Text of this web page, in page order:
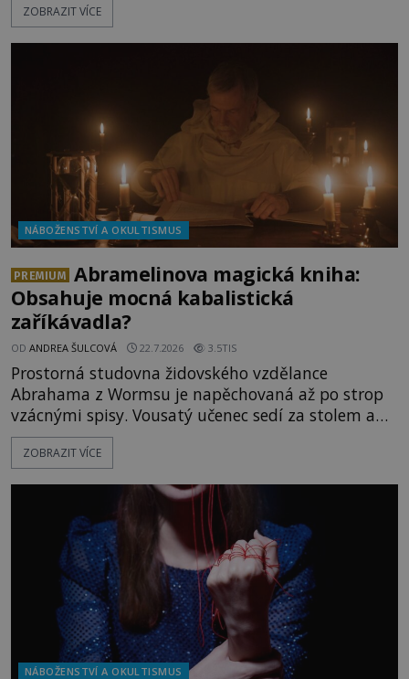
Bakchus? Mytologický příběh řeckého boha
ZOBRAZIT VÍCE
NÁBOŽENSTVÍ A OKULTISMUS
PREMIUM
Abramelinova magická kniha:
Obsahuje mocná kabalistická
zaříkávadla?
OD ANDREA ŠULCOVÁ 22.7.2026 3.5TIS
Prostorná studovna židovského vzdělance
Abrahama z Wormsu je napěchovaná až po strop
vzácnými spisy. Vousatý učenec sedí za stolem a
před sebou má rozložený jeden z nejzáhadnějších
magických textů. Jde o Abramelinův grimoár, který
kouzla, jak si někteří myslí, nebo jde o pouhou
pověru? Už šest měsíců pobývá
ZOBRAZIT VÍCE
NÁBOŽENSTVÍ A OKULTISMUS